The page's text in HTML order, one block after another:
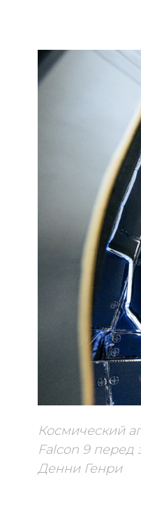
Космический
Falcon 9 перед
Денни Генри